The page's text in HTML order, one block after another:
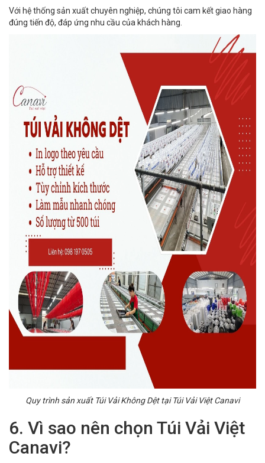
Với hệ thống sản xuất chuyên nghiệp, chúng tôi cam kết giao hàng
đúng tiến độ, đáp ứng nhu cầu của khách hàng.
Quy trình sản xuất Túi Vải Không Dệt tại Túi Vải Việt Canavi
6. Vì sao nên chọn Túi Vải Việt
Canavi?